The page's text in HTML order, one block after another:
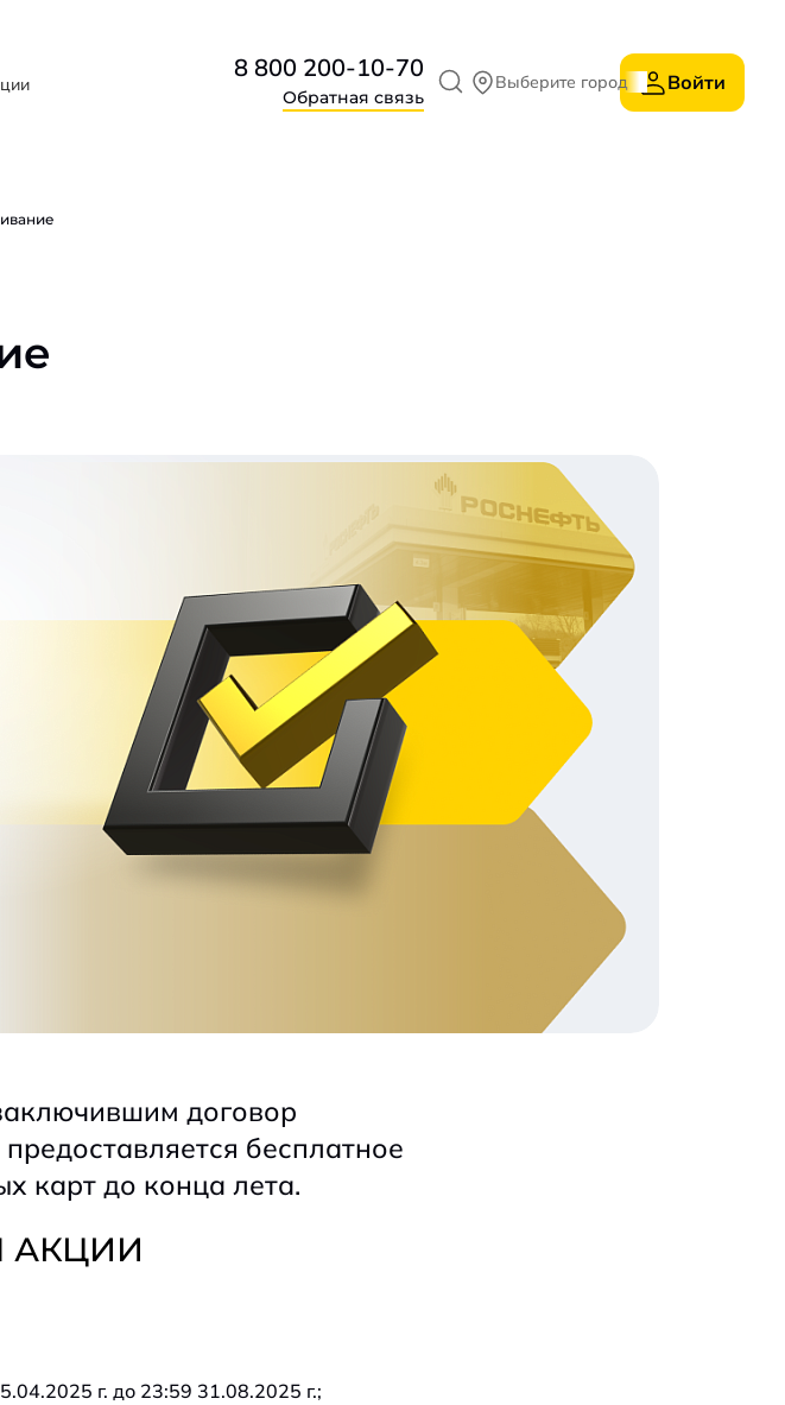
8 800 200-10-70
Обратная связь
Выберите город Войти
договор
бесплатное
карт до конца лета.
АКЦИИ
г. до 23:59 31.08.2025 г.;